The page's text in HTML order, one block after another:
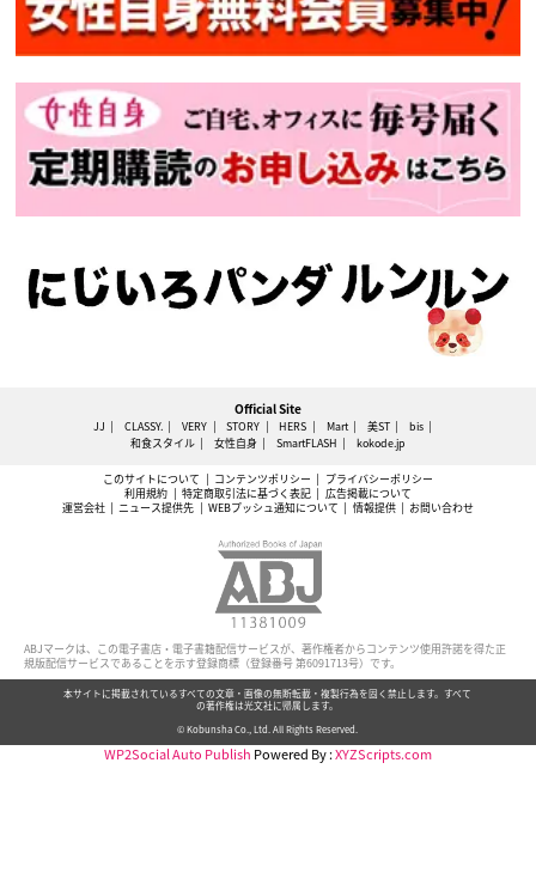
Official Site
JJ CLASSY. VERY STORY HERS Mart 美ST
bis
和食スタイル
女性自身 SmartFLASH kokode.jp
このサイトについて コンテンツポリシー
プライバシーポリシー
利用規約
特定商取引法に基づく表記
広告掲載について
運営会社
ニュース提供先 WEBプッシュ通知について 情報提供 お問い合わせ
ABJマークは、この電子書店・電子書籍配信サービスが、著作権者からコンテンツ使用許諾を得た正
規版配信サービスであることを示す登録商標（登録番号 第6091713号）です。
本サイトに掲載されているすべての文章・画像の無断転載・複製行為を固く禁止します。すべて
の著作権は光文社に帰属します。
© Kobunsha Co., Ltd. All Rights Reserved.
WP2Social Auto Publish Powered By :XYZScripts.com